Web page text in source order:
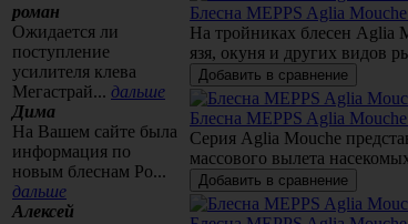
роман
Ожидается ли
поступление
усилителя клева
Мегастрай... дальше
Дима
На Вашем сайте была
информация по
новым блеснам Po...
дальше
Алексей
Блесна MEPPS Aglia
На тройниках блесен Aglia
язя, окуня и других видов
Блесна MEPPS Aglia
Серия Aglia Mouche
массового вылета